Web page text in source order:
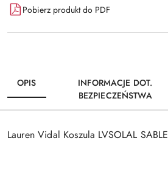
Pobierz produkt do PDF
OPIS
INFORMACJE DOT.
BEZPIECZEŃSTWA
Lauren Vidal Koszula LVSOLAL SABLE